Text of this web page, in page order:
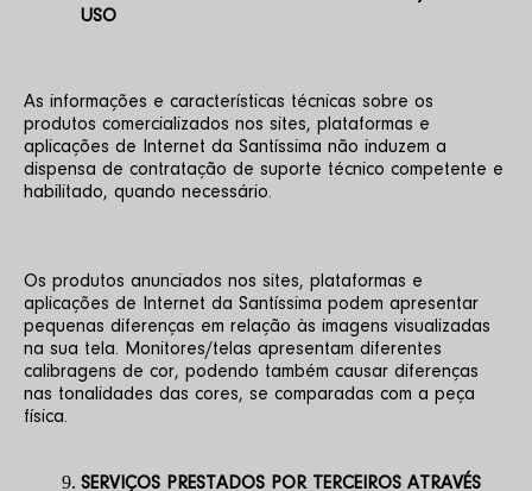
USO
As informações e características técnicas sobre os
produtos comercializados nos sites, plataformas e
aplicações de Internet da Santíssima não induzem a
dispensa de contratação de suporte técnico competente e
habilitado, quando necessário.
Os produtos anunciados nos sites, plataformas e
aplicações de Internet da Santíssima podem apresentar
pequenas diferenças em relação às imagens visualizadas
na sua tela. Monitores/telas apresentam diferentes
calibragens de cor, podendo também causar diferenças
nas tonalidades das cores, se comparadas com a peça
física.
SERVIÇOS PRESTADOS POR TERCEIROS ATRAVÉS